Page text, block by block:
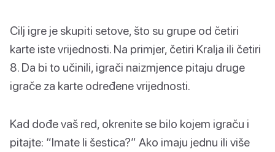
Cilj igre je skupiti setove, što su grupe od četiri
karte iste vrijednosti. Na primjer, četiri Kralja ili četiri
8. Da bi to učinili, igrači naizmjence pitaju druge
igrače za karte određene vrijednosti.
Kad dođe vaš red, okrenite se bilo kojem igraču i
pitajte: “Imate li šestica?” Ako imaju jednu ili više